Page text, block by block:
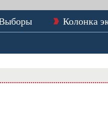
Колонка